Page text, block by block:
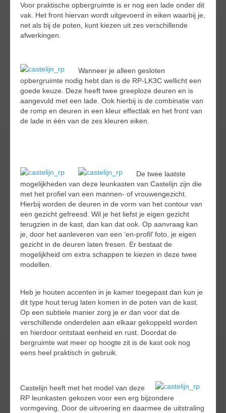
Voor praktische opbergruimte is er nog een lade onder dit
vak. Het front hiervan wordt uitgevoerd in eiken waarbij je,
net als bij de poten, kunt kiezen uit zes verschillende
afwerkingen.
Wanneer je alleen gesloten
opbergruimte nodig hebt dan is de RP-LK3C wellicht een
goede keuze. Deze heeft twee greeploze deuren en is
aangevuld met een lade. Ook hierbij is de combinatie van
de romp en deuren in een kleur effectlak en het front van
de lade in één van de zes kleuren eiken.
De twee laatste
mogelijkheden van deze leunkasten van Castelijn zijn die
met het profiel van een mannen- of vrouwengezicht.
Hierbij worden de deuren in de vorm van het contour van
een gezicht gefreesd. Wil je het liefst je eigen gezicht
terugzien in de kast, dan kan dat ook. Op aanvraag kan
je, door het aanleveren van een ‘en-profil’ foto, je eigen
gezicht in de deuren laten fresen. Er bestaat de
mogelijkheid om extra schappen te kiezen in deze twee
modellen.
Heb je houten accenten in je kamer toegepast dan kun je
dit type hout terug laten komen in de poten van de kast.
Op een subtiele manier zorg je er dan voor dat de
verschillende onderdelen aan elkaar gekoppeld worden
en hierdoor ontstaat eenheid en rust. Doordat de
bergruimte wat meer op hoogte zit is de kast ook nog
eens heel praktisch in gebruik.
Castelijn heeft met het model van deze
RP leunkasten gekozen voor een erg bijzondere
vormgeving. Door de uitvoering en daarmee de uitstraling